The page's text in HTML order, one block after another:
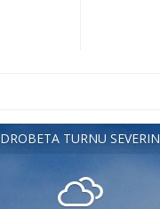
DROBETA TURNU SEVERIN